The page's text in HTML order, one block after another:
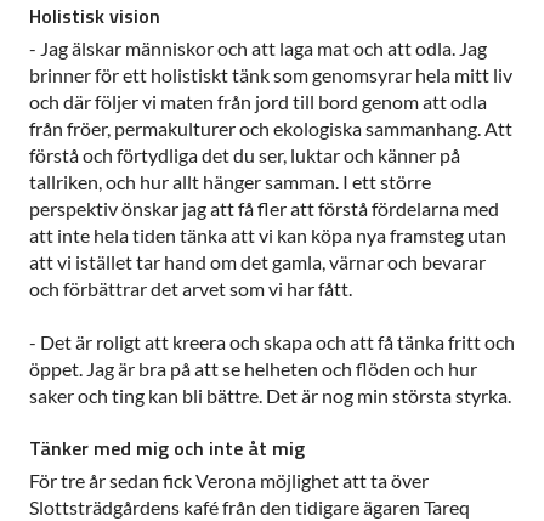
Holistisk vision
- Jag älskar människor och att laga mat och att odla. Jag
brinner för ett holistiskt tänk som genomsyrar hela mitt liv
och där följer vi maten från jord till bord genom att odla
från fröer, permakulturer och ekologiska sammanhang. Att
förstå och förtydliga det du ser, luktar och känner på
tallriken, och hur allt hänger samman. I ett större
perspektiv önskar jag att få fler att förstå fördelarna med
att inte hela tiden tänka att vi kan köpa nya framsteg utan
att vi istället tar hand om det gamla, värnar och bevarar
och förbättrar det arvet som vi har fått.
- Det är roligt att kreera och skapa och att få tänka fritt och
öppet. Jag är bra på att se helheten och flöden och hur
saker och ting kan bli bättre. Det är nog min största styrka.
Tänker med mig och inte åt mig
För tre år sedan fick Verona möjlighet att ta över
Slottsträdgårdens kafé från den tidigare ägaren Tareq